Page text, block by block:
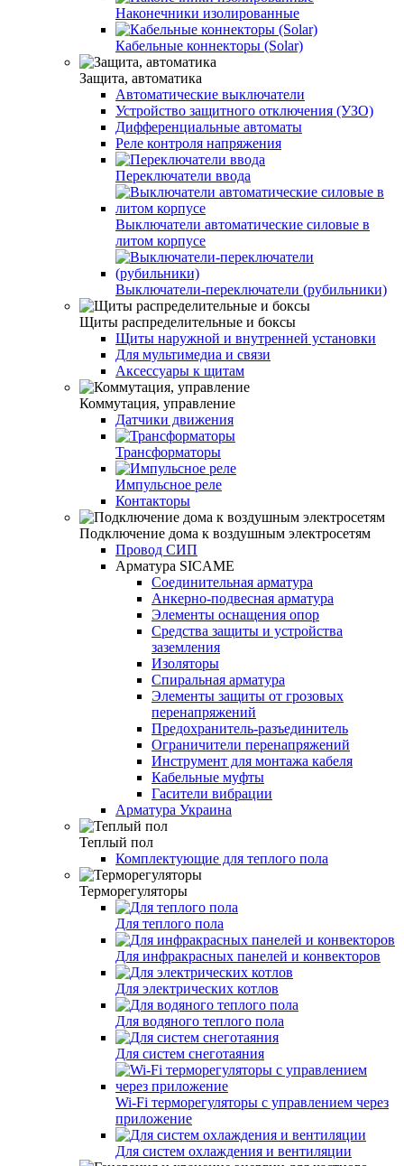
Наконечники изолированные
Кабельные коннекторы (Solar)
Защита, автоматика
Автоматические выключатели
Устройство защитного отключения (УЗО)
Дифференциальные автоматы
Реле контроля напряжения
Переключатели ввода
Выключатели автоматические силовые в
литом корпусе
Выключатели-переключатели (рубильники)
Щиты распределительные и боксы
Щиты наружной и внутренней установки
Для мультимедиа и связи
Аксессуары к щитам
Коммутация, управление
Датчики движения
Трансформаторы
Импульсное реле
Контакторы
Подключение дома к воздушным электросетям
Провод СИП
Арматура SICAME
Соединительная арматура
Анкерно-подвесная арматура
Элементы оснащения опор
Средства защиты и устройства
заземления
Изоляторы
Спиральная арматура
Элементы защиты от грозовых
перенапряжений
Предохранитель-разъединитель
Ограничители перенапряжений
Инструмент для монтажа кабеля
Кабельные муфты
Гасители вибрации
Арматура Украина
Теплый пол
Комплектующие для теплого пола
Терморегуляторы
Для теплого пола
Для инфракрасных панелей и конвекторов
Для электрических котлов
Для водяного теплого пола
Для систем снеготаяния
Wi-Fi терморегуляторы с управлением через
приложение
Для систем охлаждения и вентиляции